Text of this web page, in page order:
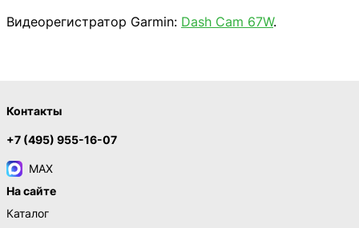
Видеорегистратор Garmin: Dash Cam 67W.
Контакты
+7 (495) 955-16-07
MAX
На сайте
Каталог